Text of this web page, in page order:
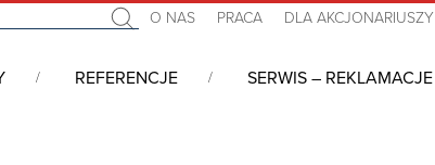
O NAS PRACA DLA AKCJONARIUSZY
REFERENCJE SERWIS – REKLAMACJE